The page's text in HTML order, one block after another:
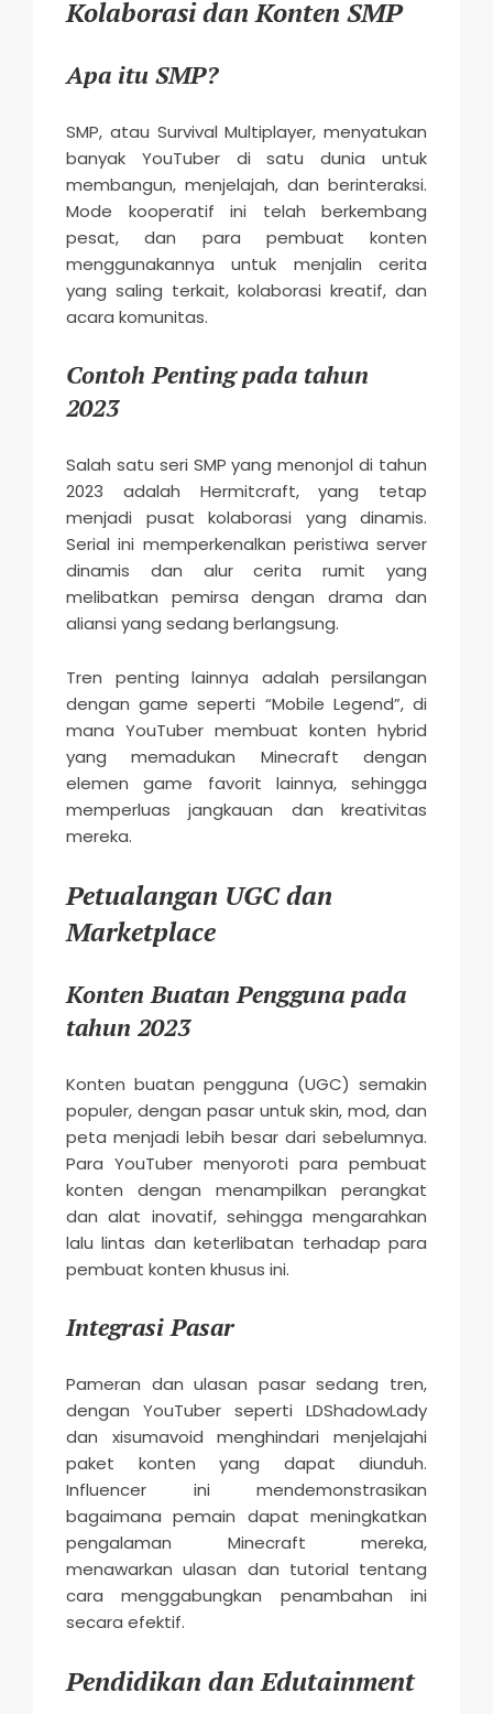
Kolaborasi dan Konten SMP
Apa itu SMP?
SMP, atau Survival Multiplayer, menyatukan
banyak YouTuber di satu dunia untuk
membangun, menjelajah, dan berinteraksi.
Mode kooperatif ini telah berkembang
pesat, dan para pembuat konten
menggunakannya untuk menjalin cerita
yang saling terkait, kolaborasi kreatif, dan
acara komunitas.
Contoh Penting pada tahun
2023
Salah satu seri SMP yang menonjol di tahun
2023 adalah Hermitcraft, yang tetap
menjadi pusat kolaborasi yang dinamis.
Serial ini memperkenalkan peristiwa server
dinamis dan alur cerita rumit yang
melibatkan pemirsa dengan drama dan
aliansi yang sedang berlangsung.
Tren penting lainnya adalah persilangan
dengan game seperti “Mobile Legend”, di
mana YouTuber membuat konten hybrid
yang memadukan Minecraft dengan
elemen game favorit lainnya, sehingga
memperluas jangkauan dan kreativitas
mereka.
Petualangan UGC dan
Marketplace
Konten Buatan Pengguna pada
tahun 2023
Konten buatan pengguna (UGC) semakin
populer, dengan pasar untuk skin, mod, dan
peta menjadi lebih besar dari sebelumnya.
Para YouTuber menyoroti para pembuat
konten dengan menampilkan perangkat
dan alat inovatif, sehingga mengarahkan
lalu lintas dan keterlibatan terhadap para
pembuat konten khusus ini.
Integrasi Pasar
Pameran dan ulasan pasar sedang tren,
dengan YouTuber seperti LDShadowLady
dan xisumavoid menghindari menjelajahi
paket konten yang dapat diunduh.
Influencer ini mendemonstrasikan
bagaimana pemain dapat meningkatkan
pengalaman Minecraft mereka,
menawarkan ulasan dan tutorial tentang
cara menggabungkan penambahan ini
secara efektif.
Pendidikan dan Edutainment